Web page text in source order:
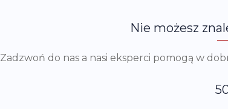
Nie możesz
Zadzwoń do nas a nasi eksperci pomogą w